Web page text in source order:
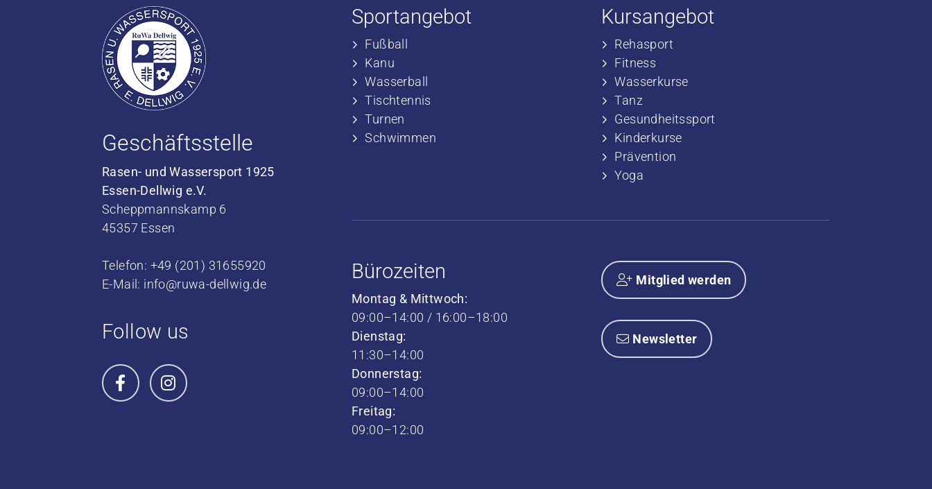
Geschäftsstelle
Rasen- und Wassersport 1925
Essen-Dellwig e.V.
Scheppmannskamp 6
45357 Essen
Telefon: +49 (201) 31655920
E-Mail: info@ruwa-dellwig.de
Follow us
Sportangebot
Fußball
​Kanu
​Wasserball
​Tischtennis
​​Turnen
​​Schwimmen
Kursangebot
​Rehasport
​​Fitness
​​Wasserkurse
​​Tanz
​Gesundheitssport
​Kinderkurse
Prävention
Yoga
Bürozeiten
Montag & Mittwoch:
09:00–14:00 / 16:00–18:00
Dienstag:
11:30–14:00
Donnerstag:
09:00–14:00
Freitag:
09:00–12:00
Mitglied werden
Newsletter